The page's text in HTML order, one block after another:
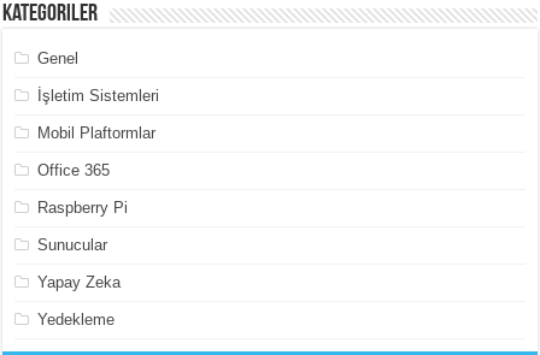
Kategoriler
Genel
İşletim Sistemleri
Mobil Plaftormlar
Office 365
Raspberry Pi
Sunucular
Yapay Zeka
Yedekleme